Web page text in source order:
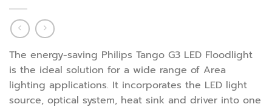
The energy-saving Philips Tango G3 LED Floodlight
is the ideal solution for a wide range of Area
lighting applications. It incorporates the LED light
source, optical system, heat sink and driver into one